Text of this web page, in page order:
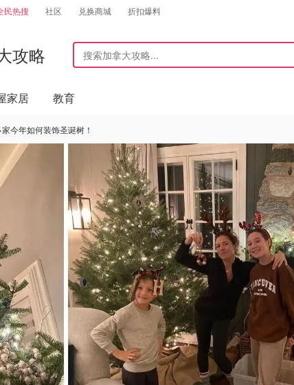
民热搜 社区 兑换商城 折扣爆料
攻略
家居 教育
今年如何装饰圣诞树！